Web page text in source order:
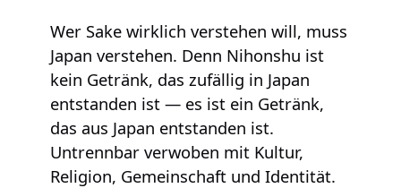
Wer Sake wirklich verstehen will, muss
Japan verstehen. Denn Nihonshu ist
kein Getränk, das zufällig in Japan
entstanden ist — es ist ein Getränk,
das aus Japan entstanden ist.
Untrennbar verwoben mit Kultur,
Religion, Gemeinschaft und Identität.